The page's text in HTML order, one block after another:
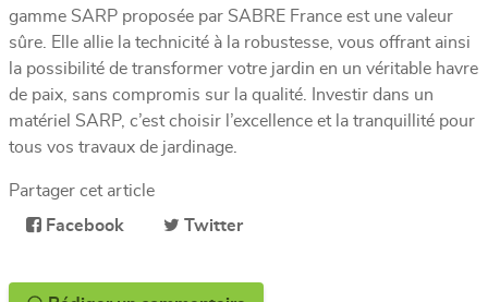
gamme SARP proposée par SABRE France est une valeur
sûre. Elle allie la technicité à la robustesse, vous offrant ainsi
la possibilité de transformer votre jardin en un véritable havre
de paix, sans compromis sur la qualité. Investir dans un
matériel SARP, c’est choisir l’excellence et la tranquillité pour
tous vos travaux de jardinage.
Partager cet article
Facebook
Twitter